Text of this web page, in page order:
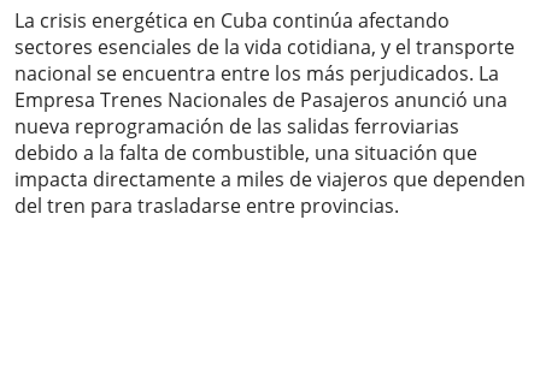
La crisis energética en Cuba continúa afectando
sectores esenciales de la vida cotidiana, y el transporte
nacional se encuentra entre los más perjudicados. La
Empresa Trenes Nacionales de Pasajeros anunció una
nueva reprogramación de las salidas ferroviarias
debido a la falta de combustible, una situación que
impacta directamente a miles de viajeros que dependen
del tren para trasladarse entre provincias.